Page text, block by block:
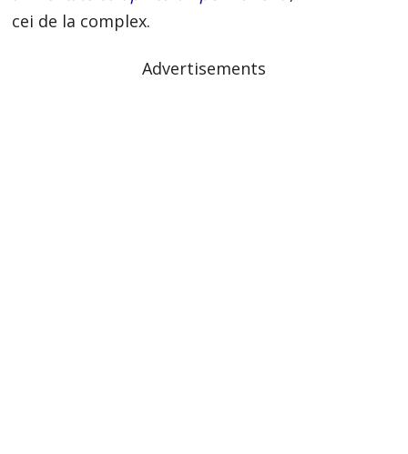
cei de la complex.
Advertisements